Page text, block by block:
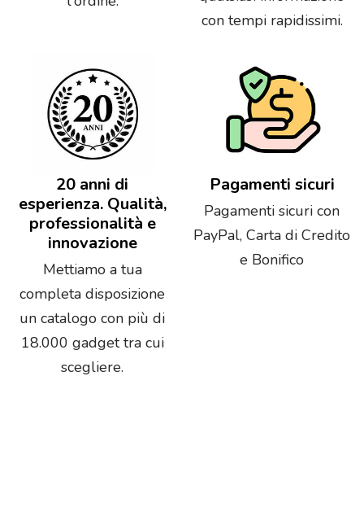
con tempi rapidissimi.
20 anni di
esperienza. Qualità,
professionalità e
innovazione
Mettiamo a tua
completa disposizione
un catalogo con più di
18.000 gadget tra cui
scegliere.
Pagamenti sicuri
Pagamenti sicuri con
PayPal, Carta di Credito
e Bonifico